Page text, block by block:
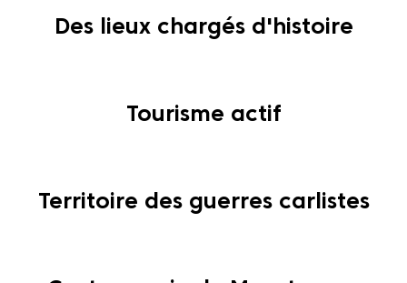
Des lieux chargés d'histoire
Tourisme actif
Territoire des guerres carlistes